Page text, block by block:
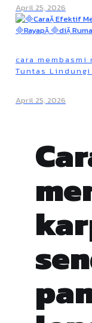
April 25, 2026
cara membasmi
Tuntas Lindungi
April 25, 2026